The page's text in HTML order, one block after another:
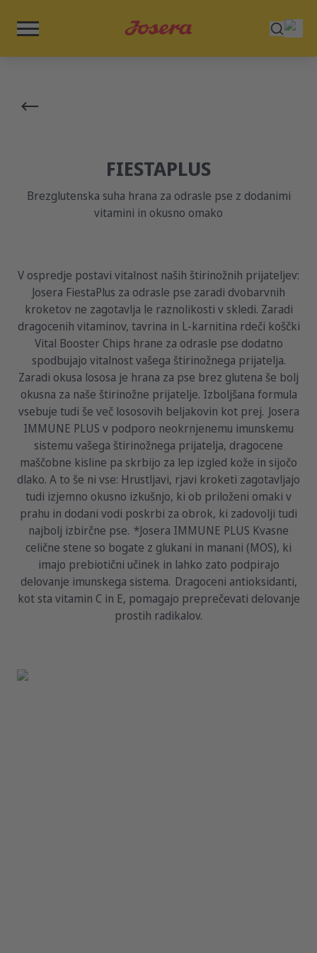
FIESTAPLUS
Brezglutenska suha hrana za odrasle pse z dodanimi
vitamini in okusno omako
V ospredje postavi vitalnost naših štirinožnih prijateljev:
Josera FiestaPlus za odrasle pse zaradi dvobarvnih
kroketov ne zagotavlja le raznolikosti v skledi. Zaradi
dragocenih vitaminov, tavrina in L-karnitina rdeči koščki
Vital Booster Chips hrane za odrasle pse dodatno
spodbujajo vitalnost vašega štirinožnega prijatelja.
Zaradi okusa lososa je hrana za pse brez glutena še bolj
okusna za naše štirinožne prijatelje. Izboljšana formula
vsebuje tudi še več lososovih beljakovin kot prej. Josera
IMMUNE PLUS v podporo neokrnjenemu imunskemu
sistemu vašega štirinožnega prijatelja, dragocene
maščobne kisline pa skrbijo za lep izgled kože in sijočo
dlako. A to še ni vse: Hrustljavi, rjavi kroketi zagotavljajo
tudi izjemno okusno izkušnjo, ki ob priloženi omaki v
prahu in dodani vodi poskrbi za obrok, ki zadovolji tudi
najbolj izbirčne pse. *Josera IMMUNE PLUS Kvasne
celične stene so bogate z glukani in manani (MOS), ki
imajo prebiotični učinek in lahko zato podpirajo
delovanje imunskega sistema. Dragoceni antioksidanti,
kot sta vitamin C in E, pomagajo preprečevati delovanje
prostih radikalov.